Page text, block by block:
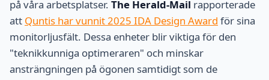
på våra arbetsplatser. The Herald-Mail rapporterade
att Quntis har vunnit 2025 IDA Design Award för sina
monitorljusfält. Dessa enheter blir viktiga för den
"teknikkunniga optimeraren" och minskar
ansträngningen på ögonen samtidigt som de